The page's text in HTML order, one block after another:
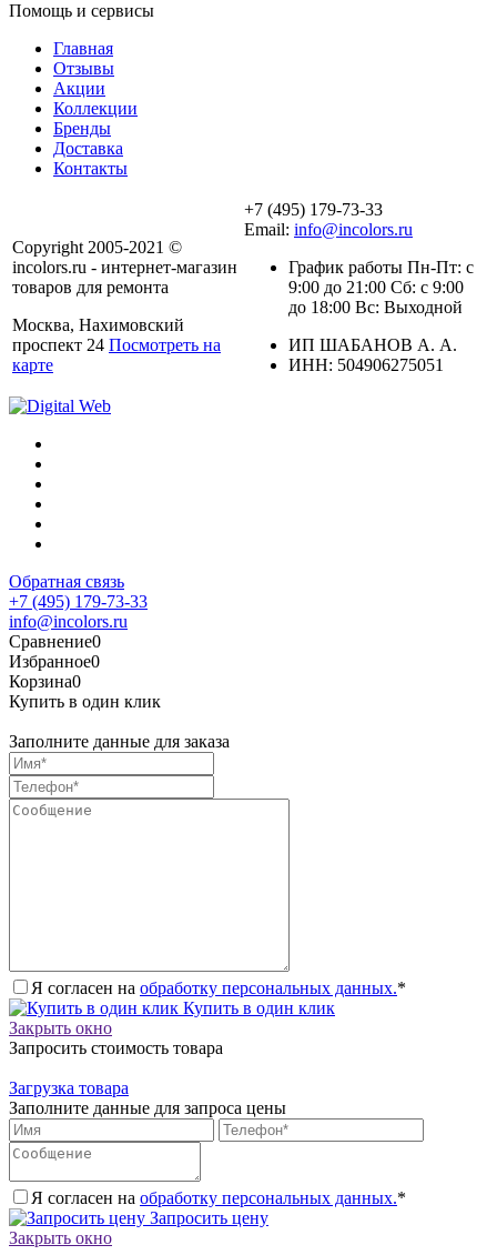
Помощь и сервисы
Главная
Отзывы
Акции
Коллекции
Бренды
Доставка
Контакты
Copyright 2005-2021 ©
incolors.ru - интернет-магазин
товаров для ремонта
Москва, Нахимовский
проспект 24 Посмотреть на
карте
+7 (495) 179-73-33
Email: info@incolors.ru
График работы Пн-Пт: с
9:00 до 21:00 Сб: с 9:00
до 18:00 Вс: Выходной
ИП ШАБАНОВ А. А.
ИНН: 504906275051
Обратная связь
+7 (495) 179-73-33
info@incolors.ru
Сравнение0
Избранное0
Корзина0
Купить в один клик
Заполните данные для заказа
Я согласен на обработку персональных данных.*
Купить в один клик
Закрыть окно
Запросить стоимость товара
Загрузка товара
Заполните данные для запроса цены
Я согласен на обработку персональных данных.*
Запросить цену
Закрыть окно